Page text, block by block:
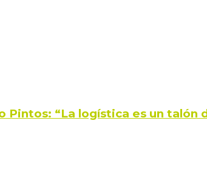
Pintos: “La logística es un talón